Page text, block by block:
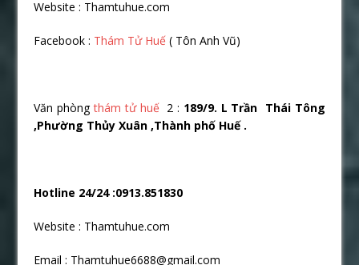
Website : Thamtuhue.com
Facebook : Thám Tử Huế ( Tôn Anh Vũ)
Văn phòngthám tử huế2 : 189/9. L Trần Thái Tông
,Phường Thủy Xuân ,Thành phố Huế .
Hotline 24/24 :0913.851830
Website : Thamtuhue.com
Email : Thamtuhue6688@gmail.com